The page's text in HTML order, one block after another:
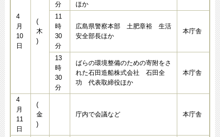
4
月
10
日
(
木
)
分
ほか
11
時
30
分
広島県警察本部 土肥章裕 生活
安全部長ほか
本庁舎
13
時
30
分
ばらの環境整備のための寄附をさ
れた石田造船株式会社 石田全
功 代表取締役ほか
本庁舎
4
月
11
日
(
金
)
庁内で会議など 本庁舎